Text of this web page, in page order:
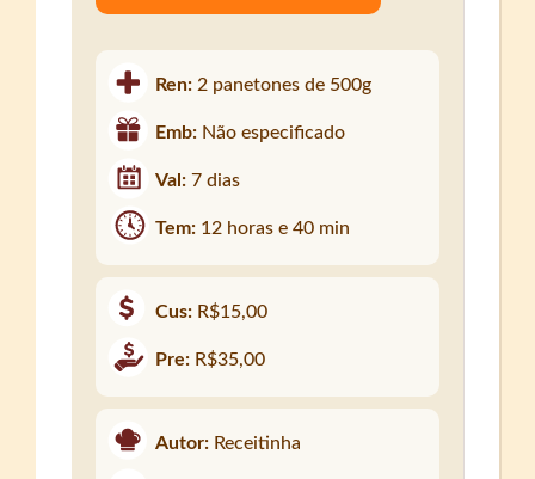
Ren: 2 panetones de 500g
Emb: Não especificado
Val:7 dias
Tem: 12 horas e 40 min
Cus: R$15,00
Pre: R$35,00
Autor: Receitinha